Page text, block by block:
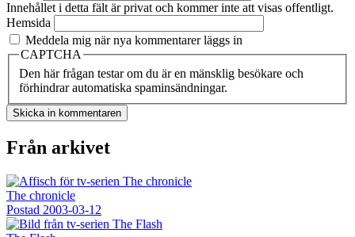
Innehållet i detta fält är privat och kommer inte att visas offentligt.
Hemsida
Meddela mig när nya kommentarer läggs in
CAPTCHA
Den här frågan testar om du är en mänsklig besökare och
förhindrar automatiska spaminsändningar.
Från arkivet
The chronicle
Postad 2003-03-12